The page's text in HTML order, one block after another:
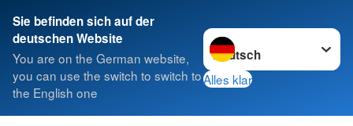
Sie befinden sich auf der
deutschen Website
You are on the German website,
you can use the switch to switch to
the English one
Sprache wechseln zu
Alles klar